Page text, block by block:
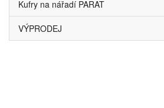
Kufry na nářadí PARAT
VÝPRODEJ